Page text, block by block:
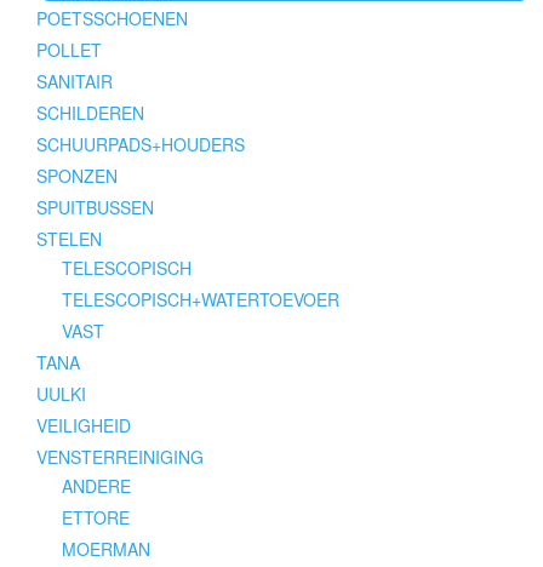
POETSSCHOENEN
POLLET
SANITAIR
SCHILDEREN
SCHUURPADS+HOUDERS
SPONZEN
SPUITBUSSEN
STELEN
TELESCOPISCH
TELESCOPISCH+WATERTOEVOER
VAST
TANA
UULKI
VEILIGHEID
VENSTERREINIGING
ANDERE
ETTORE
MOERMAN